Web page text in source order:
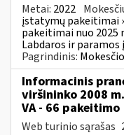
Metai: 2022
įstatymų pakeitimai
pakeitimai nuo 2025
Labdaros ir
Pagrindinis:
Informacinis
viršininko 2008
VA - 66 pakeitimo
Web turinio sąrašas